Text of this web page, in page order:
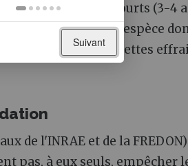
pullulation plus courts (3-4
mais c'est une espèce
buses, chouettes
de l'INRAE et de la FREDON)
pas, à eux seuls, empêcher
Suivant